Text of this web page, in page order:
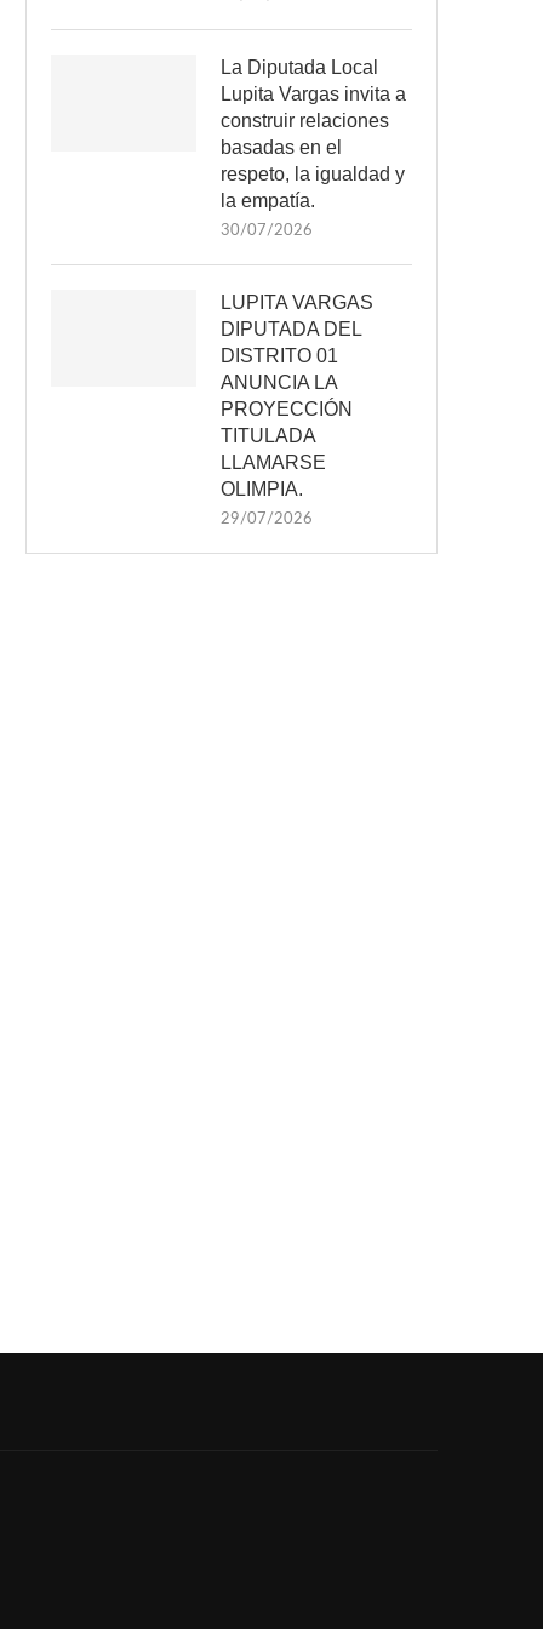
La Diputada Local
Lupita Vargas invita a
construir relaciones
basadas en el
respeto, la igualdad y
la empatía.
30/07/2026
LUPITA VARGAS
DIPUTADA DEL
DISTRITO 01
ANUNCIA LA
PROYECCIÓN
TITULADA
LLAMARSE
OLIMPIA.
29/07/2026